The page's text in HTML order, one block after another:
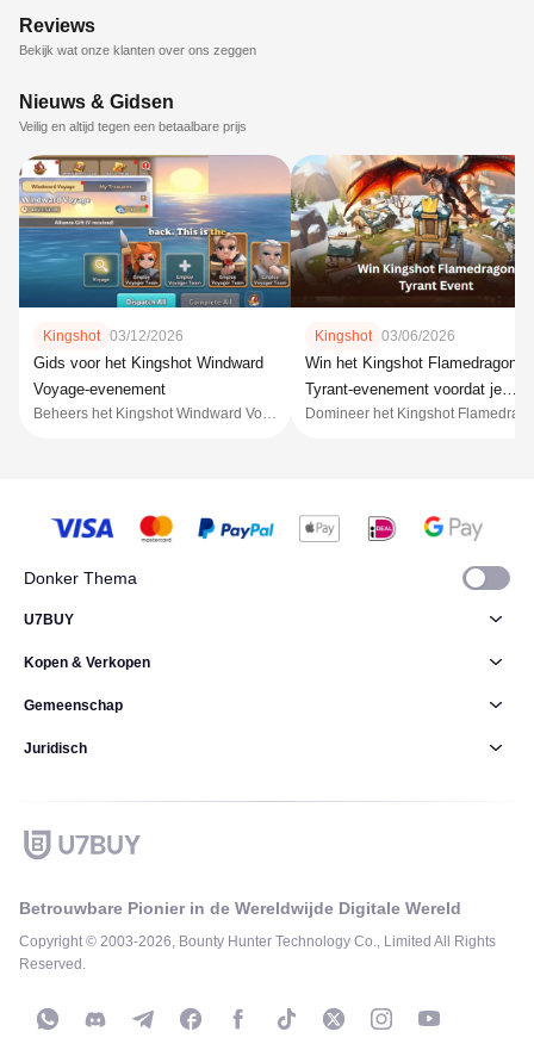
Reviews
Bekijk wat onze klanten over ons zeggen
Nieuws & Gidsen
Veilig en altijd tegen een betaalbare prijs
Kingshot 03/12/2026
Gids voor het Kingshot Windward
Voyage-evenement
Kingshot 03/06/2026
Win het Kingshot Flamedragon
Tyrant-evenement voordat je
rivalen dat doen
Donker Thema
Betrouwbare Pionier in de Wereldwijde Digitale Wereld
Copyright © 2003-2026, Bounty Hunter Technology Co., Limited All Rights
Reserved.
U7BUY
Kopen & Verkopen
Gemeenschap
Juridisch